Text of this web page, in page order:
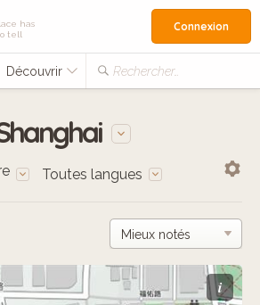
has
tell
Découvrir Rechercher…
Connexion
Toutes langues
i